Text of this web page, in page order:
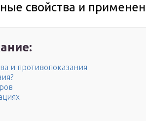
свойства и
и противопоказания